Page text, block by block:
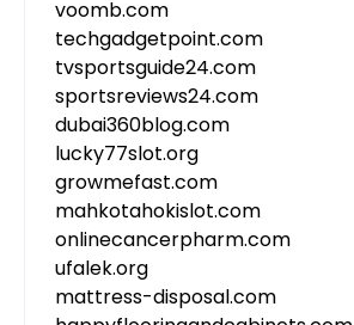
voomb.com
techgadgetpoint.com
tvsportsguide24.com
sportsreviews24.com
dubai360blog.com
lucky77slot.org
growmefast.com
mahkotahokislot.com
onlinecancerpharm.com
ufalek.org
mattress-disposal.com